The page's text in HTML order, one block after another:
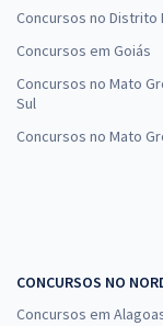
Concursos no Distrito
Concursos em Goiás
Concursos no Mato
Sul
Concursos no Mato
CONCURSOS NO
Concursos em